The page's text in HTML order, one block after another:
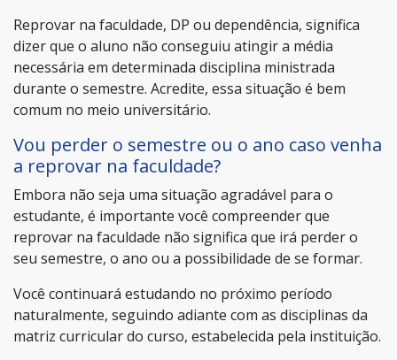
Reprovar na faculdade, DP ou dependência, significa
dizer que o aluno não conseguiu atingir a média
necessária em determinada disciplina ministrada
durante o semestre. Acredite, essa situação é bem
comum no meio universitário.
Vou perder o semestre ou o ano caso venha
a reprovar na faculdade?
Embora não seja uma situação agradável para o
estudante, é importante você compreender que
reprovar na faculdade não significa que irá perder o
seu semestre, o ano ou a possibilidade de se formar.
Você continuará estudando no próximo período
naturalmente, seguindo adiante com as disciplinas da
matriz curricular do curso, estabelecida pela instituição.